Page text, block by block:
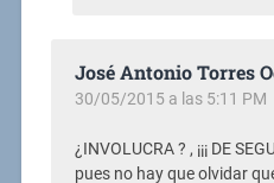
José Antonio Torres
30/05/2015 a las 5:11 PM
¿INVOLUCRA ? , ¡¡¡ DE
pues no hay que olvidar